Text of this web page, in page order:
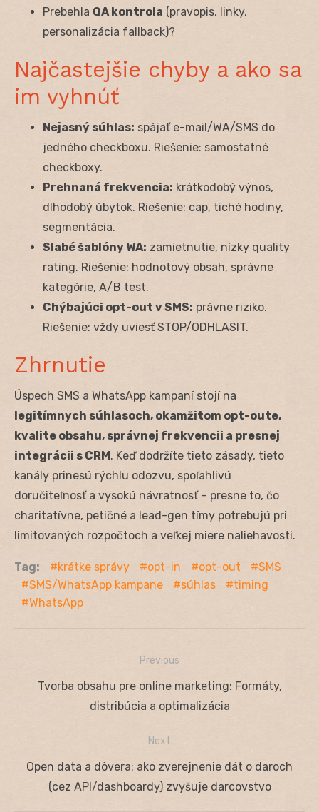
Prebehla QA kontrola (pravopis, linky,
personalizácia fallback)?
Najčastejšie chyby a ako sa
im vyhnúť
Nejasný súhlas: spájať e-mail/WA/SMS do
jedného checkboxu. Riešenie: samostatné
checkboxy.
Prehnaná frekvencia: krátkodobý výnos,
dlhodobý úbytok. Riešenie: cap, tiché hodiny,
segmentácia.
Slabé šablóny WA: zamietnutie, nízky quality
rating. Riešenie: hodnotový obsah, správne
kategórie, A/B test.
Chýbajúci opt-out v SMS: právne riziko.
Riešenie: vždy uviesť STOP/ODHLASIT.
Zhrnutie
Úspech SMS a WhatsApp kampaní stojí na
legitímnych súhlasoch, okamžitom opt-oute,
kvalite obsahu, správnej frekvencii a presnej
integrácii s CRM . Keď dodržíte tieto zásady, tieto
kanály prinesú rýchlu odozvu, spoľahlivú
doručiteľnosť a vysokú návratnosť – presne to, čo
charitatívne, petičné a lead-gen tímy potrebujú pri
limitovaných rozpočtoch a veľkej miere naliehavosti.
Tag: krátke správy opt-in opt-out
SMS
SMS/WhatsApp kampane
súhlas
timing
WhatsApp
Navigácia
Previous
Previous
Tvorba obsahu pre online marketing: Formáty,
distribúcia a optimalizácia
Next
Next
Open data a dôvera: ako zverejnenie dát o daroch
(cez API/dashboardy) zvyšuje darcovstvo